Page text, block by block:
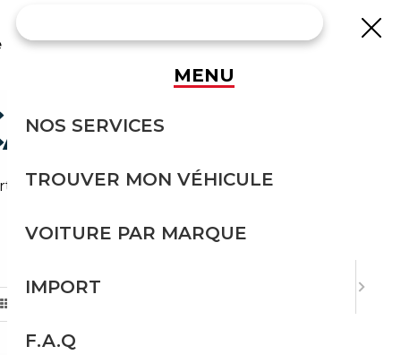
avec Courtage Auto.
TRIER PAR
MENU
NOS SERVICES
TROUVER MON VÉHICULE
VOITURE PAR MARQUE
IMPORT
F.A.Q